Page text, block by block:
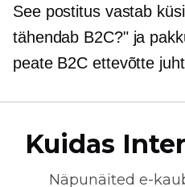
See postitus vastab
tähendab B2C?" ja
peate B2C ettevõtte
Kuidas
Näpunäited e-